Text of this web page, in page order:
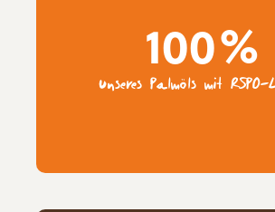
100%
unseres Palmöls mit